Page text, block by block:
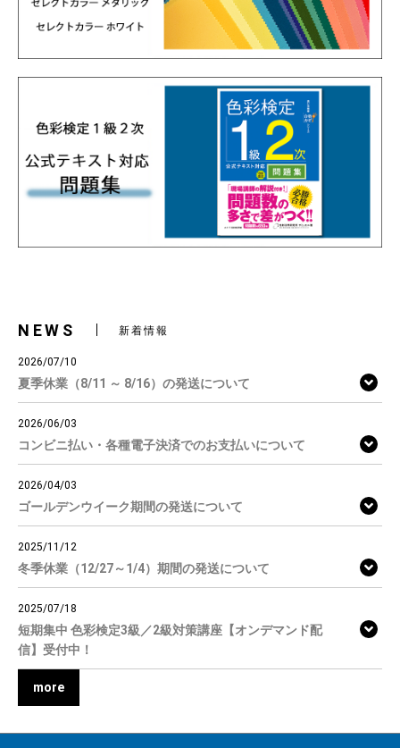
NEWS 新着情報
2026/07/10
夏季休業（8/11 ～ 8/16）の発送について
2026/06/03
コンビニ払い・各種電子決済でのお支払いについて
2026/04/03
ゴールデンウイーク期間の発送について
2025/11/12
冬季休業（12/27～1/4）期間の発送について
2025/07/18
短期集中 色彩検定3級／2級対策講座【オンデマンド配
信】受付中！
more